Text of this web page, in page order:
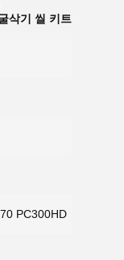
삭기 씰 키트
PC300HD